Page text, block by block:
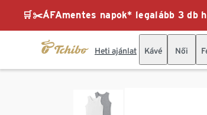
🛒✂️ÁFAmentes napok* legalább 3 db
Heti ajánlat Kávé Női